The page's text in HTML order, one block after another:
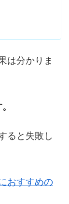
は分かりま
ると失敗し
おすすめの